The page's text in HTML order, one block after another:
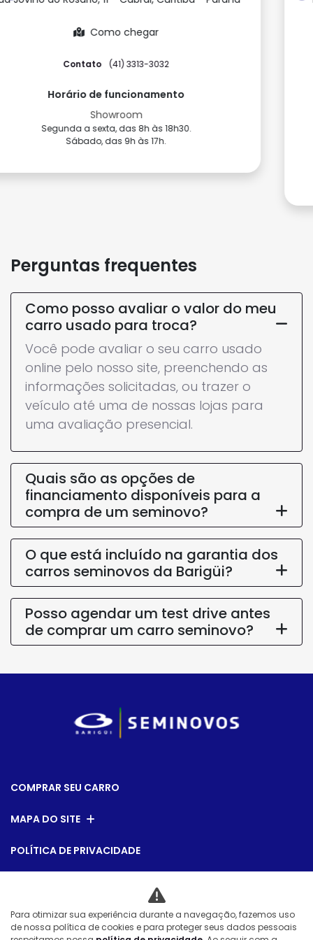
(41) 3075-3713
Horário de funcionamento
Showroom
Sábado, das 9h às 17h.
Perguntas frequentes
Como posso avaliar o valor do meu
carro usado para troca?
Você pode avaliar o seu carro usado
online pelo nosso site, preenchendo as
informações solicitadas, ou trazer o
veículo até uma de nossas lojas para
uma avaliação presencial.
Quais são as opções de
financiamento disponíveis para a
compra de um seminovo?
O que está incluído na garantia dos
carros seminovos da Barigüi?
Posso agendar um test drive antes
de comprar um carro seminovo?
COMPRAR SEU CARRO
MAPA DO SITE
POLÍTICA DE PRIVACIDADE
Formula Comercio de Automoveis LTDA
CNPJ: 01.304.124/0016-00
Para otimizar sua experiência durante a navegação, fazemos uso
de nossa política de cookies e para proteger seus dados pessoais